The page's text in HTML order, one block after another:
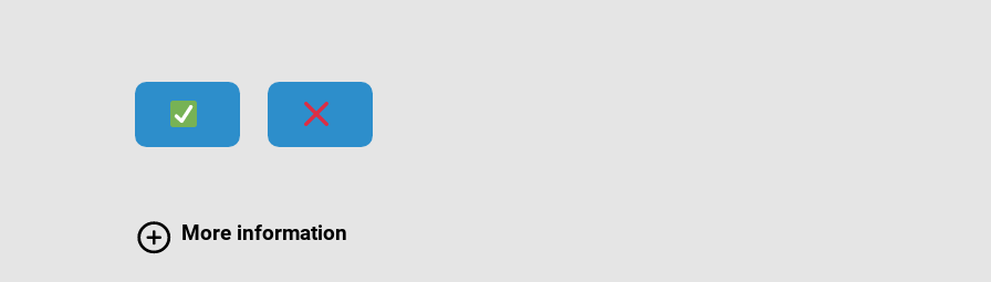
More information
Infektionen